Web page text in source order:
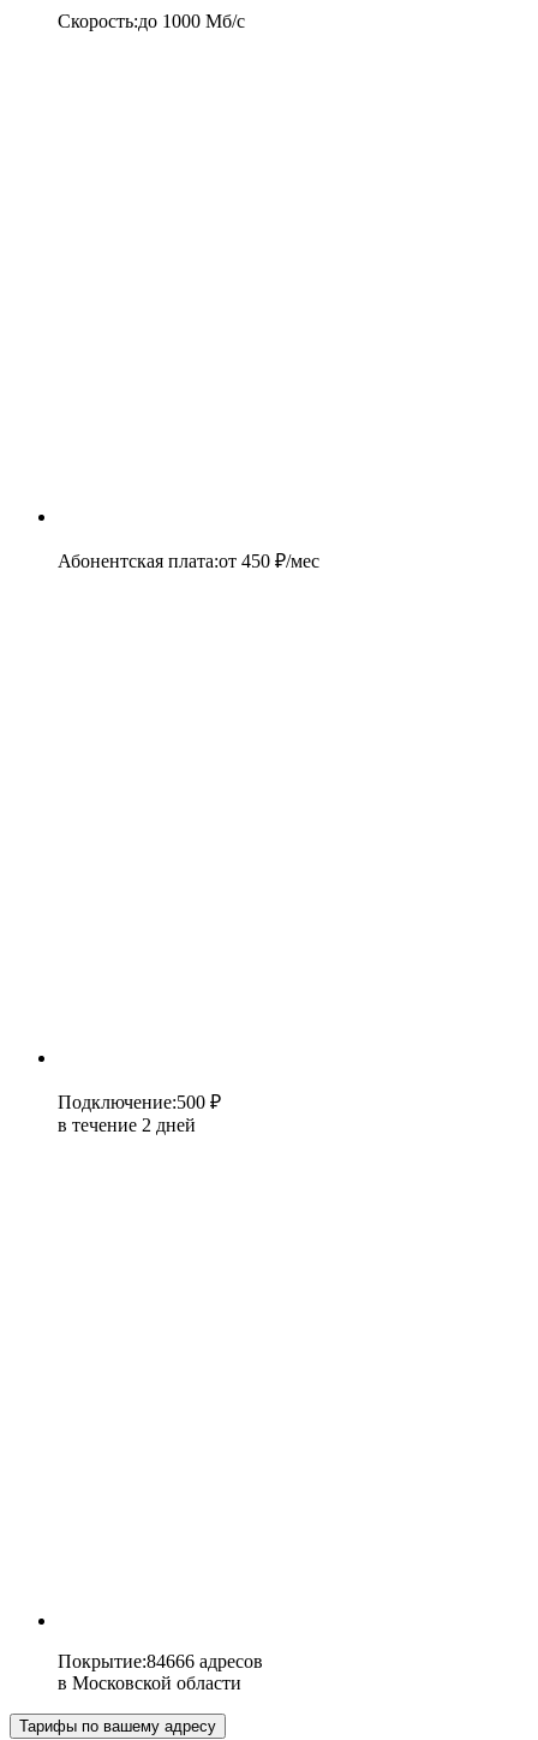
Скорость:до 1000 Мб/c
Абонентская плата:от 450 ₽/мес
Подключение:500 ₽
в течение 2 дней
Покрытие:84666 адресов
в Московской области
Тарифы по вашему адресу